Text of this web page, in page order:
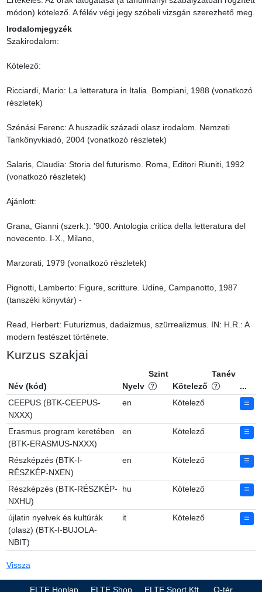
módon) kötelező. A félév végi jegy szóbeli vizsgán szerezhető meg.
Irodalomjegyzék
Szakirodalom:
Kötelező:
Ricciardi, Mario: La letteratura in Italia. Bompiani, 1988 (vonatkozó
részletek)
Szénási Ferenc: A huszadik századi olasz irodalom. Nemzeti
Tankönyvkiadó, 2004 (vonatkozó részletek)
Salaris, Claudia: Storia del futurismo. Roma, Editori Riuniti, 1992
(vonatkozó részletek)
Ajánlott:
Grana, Gianni (szerk.): '900. Antologia critica della letteratura del
novecento. I-X., Milano,
Marzorati, 1979 (vonatkozó részletek)
Pignotti, Lamberto: Figure, scritture. Udine, Campanotto, 1987
(tanszéki könyvtár) -
Read, Herbert: Futurizmus, dadaizmus, szürrealizmus. IN: H.R.: A
modern festészet története.
Kurzus szakjai
Név (kód) Nyelv
Szint
Kötelező
Tanév
...
CEEPUS (BTK-CEEPUS-
NXXX)
en Kötelező
Erasmus program keretében
(BTK-ERASMUS-NXXX)
en Kötelező
Részképzés (BTK-I-
RÉSZKÉP-NXEN)
en Kötelező
Részképzés (BTK-RÉSZKÉP-
NXHU)
hu Kötelező
újlatin nyelvek és kultúrák
(olasz) (BTK-I-BUJOLA-
NBIT)
it Kötelező
Vissza
ELTE Honlap ELTE Shop ELTE Sport Kft. Q-tér